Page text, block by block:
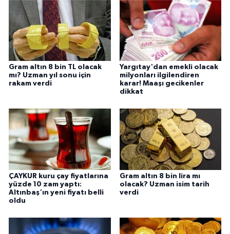
Gram altın 8 bin TL olacak
mı? Uzman yıl sonu için
rakam verdi
Yargıtay'dan emekli olacak
milyonları ilgilendiren
karar! Maaşı gecikenler
dikkat
ÇAYKUR kuru çay fiyatlarına
yüzde 10 zam yaptı:
Altınbaş'ın yeni fiyatı belli
oldu
Gram altın 8 bin lira mı
olacak? Uzman isim tarih
verdi